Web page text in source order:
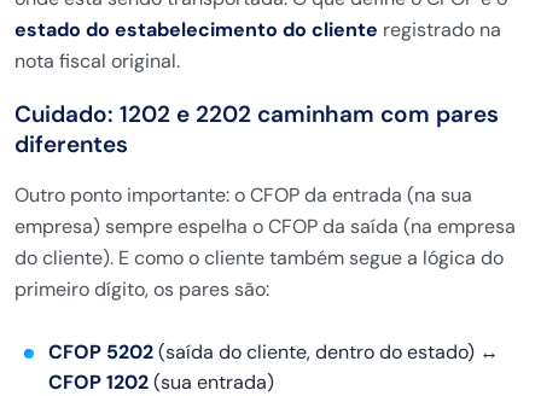
estado do estabelecimento do cliente registrado na
nota fiscal original.
Cuidado: 1202 e 2202 caminham com pares
diferentes
Outro ponto importante: o CFOP da entrada (na sua
empresa) sempre espelha o CFOP da saída (na empresa
do cliente). E como o cliente também segue a lógica do
primeiro dígito, os pares são:
CFOP 5202(saída do cliente, dentro do estado) ↔
CFOP 1202(sua entrada)